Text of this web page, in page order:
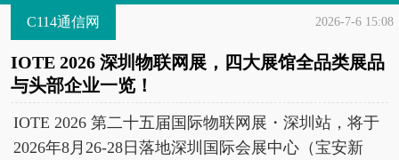
C114通信网 2026-7-6 15:08
IOTE 2026 深圳物联网展，四大展馆全品类展品
与头部企业一览！
IOTE 2026 第二十五届国际物联网展・深圳站，将于
2026年8月26-28日落地深圳国际会展中心（宝安新